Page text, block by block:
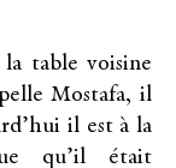
la table voisine
Mostafa, il
il est à la
qu’il était